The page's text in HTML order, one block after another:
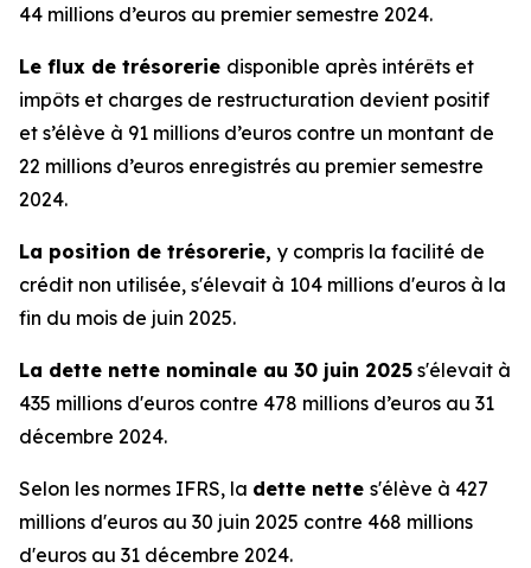
44 millions d’euros au premier semestre 2024.
Le flux de trésorerie disponible après intérêts et
impôts et charges de restructuration devient positif
et s’élève à 91 millions d’euros contre un montant de
22 millions d’euros enregistrés au premier semestre
2024.
La position de trésorerie, y compris la facilité de
crédit non utilisée, s'élevait à 104 millions d'euros à la
fin du mois de juin 2025.
La dette nette nominale au 30 juin 2025 s'élevait à
435 millions d'euros contre 478 millions d’euros au 31
décembre 2024.
Selon les normes IFRS, la dette nette s'élève à 427
millions d'euros au 30 juin 2025 contre 468 millions
d'euros au 31 décembre 2024.